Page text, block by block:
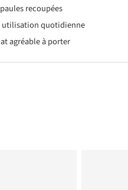
recoupées
utilisation quotidienne
agréable à porter